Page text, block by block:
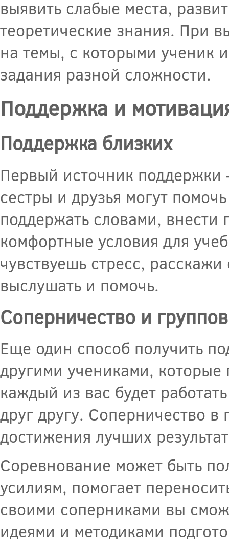
выявить слабые места,
теоретические знания. При
на темы, с которыми ученик
задания разной сложности.
Поддержка и
Поддержка близких
Первый источник поддержки
сестры и друзья могут
поддержать словами,
комфортные условия для
чувствуешь стресс,
выслушать и помочь.
Соперничество и
Еще один способ получить
другими учениками, которые
каждый из вас будет
друг другу. Соперничество в
достижения лучших
Соревнование может быть
усилиям, помогает
своими соперниками вы
идеями и методиками